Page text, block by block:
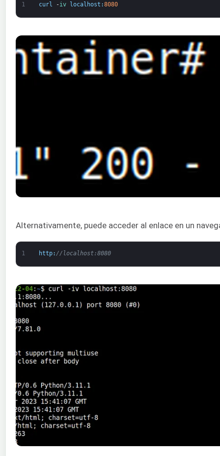
1 curl -iv localhost :8080
Alternativamente, puede acceder al enlace en un
1 http: //localhost:8080